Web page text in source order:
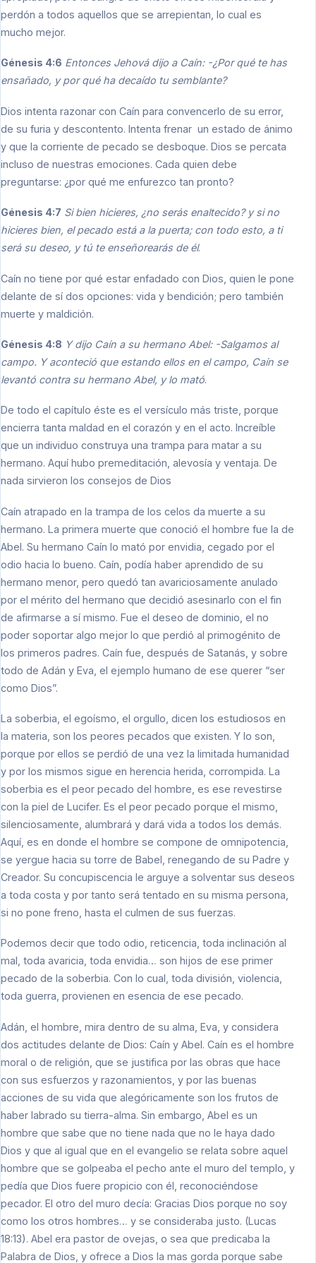
perdón a todos aquellos que se arrepientan, lo cual es
mucho mejor.
Génesis 4:6 Entonces Jehová dijo a Caín: -¿Por qué te has
ensañado, y por qué ha decaído tu semblante?
Dios intenta razonar con Caín para convencerlo de su error,
de su furia y descontento. Intenta frenar un estado de ánimo
y que la corriente de pecado se desboque. Dios se percata
incluso de nuestras emociones. Cada quien debe
preguntarse: ¿por qué me enfurezco tan pronto?
Génesis 4:7 Si bien hicieres, ¿no serás enaltecido? y si no
hicieres bien, el pecado está a la puerta; con todo esto, a ti
será su deseo, y tú te enseñorearás de él.
Caín no tiene por qué estar enfadado con Dios, quien le pone
delante de sí dos opciones: vida y bendición; pero también
muerte y maldición.
Génesis 4:8 Y dijo Caín a su hermano Abel: -Salgamos al
campo. Y aconteció que estando ellos en el campo, Caín se
levantó contra su hermano Abel, y lo mató.
De todo el capítulo éste es el versículo más triste, porque
encierra tanta maldad en el corazón y en el acto. Increíble
que un individuo construya una trampa para matar a su
hermano. Aquí hubo premeditación, alevosía y ventaja. De
nada sirvieron los consejos de Dios
Caín atrapado en la trampa de los celos da muerte a su
hermano. La primera muerte que conoció el hombre fue la de
Abel. Su hermano Caín lo mató por envidia, cegado por el
odio hacia lo bueno. Caín, podía haber aprendido de su
hermano menor, pero quedó tan avariciosamente anulado
por el mérito del hermano que decidió asesinarlo con el fin
de afirmarse a sí mismo. Fue el deseo de dominio, el no
poder soportar algo mejor lo que perdió al primogénito de
los primeros padres. Caín fue, después de Satanás, y sobre
todo de Adán y Eva, el ejemplo humano de ese querer “ser
como Dios”.
La soberbia, el egoísmo, el orgullo, dicen los estudiosos en
la materia, son los peores pecados que existen. Y lo son,
porque por ellos se perdió de una vez la limitada humanidad
y por los mismos sigue en herencia herida, corrompida. La
soberbia es el peor pecado del hombre, es ese revestirse
con la piel de Lucifer. Es el peor pecado porque el mismo,
silenciosamente, alumbrará y dará vida a todos los demás.
Aquí, es en donde el hombre se compone de omnipotencia,
se yergue hacia su torre de Babel, renegando de su Padre y
Creador. Su concupiscencia le arguye a solventar sus deseos
a toda costa y por tanto será tentado en su misma persona,
si no pone freno, hasta el culmen de sus fuerzas.
Podemos decir que todo odio, reticencia, toda inclinación al
mal, toda avaricia, toda envidia… son hijos de ese primer
pecado de la soberbia. Con lo cual, toda división, violencia,
toda guerra, provienen en esencia de ese pecado.
Adán, el hombre, mira dentro de su alma, Eva, y considera
dos actitudes delante de Dios: Caín y Abel. Caín es el hombre
moral o de religión, que se justifica por las obras que hace
con sus esfuerzos y razonamientos, y por las buenas
acciones de su vida que alegóricamente son los frutos de
haber labrado su tierra-alma. Sin embargo, Abel es un
hombre que sabe que no tiene nada que no le haya dado
Dios y que al igual que en el evangelio se relata sobre aquel
hombre que se golpeaba el pecho ante el muro del templo, y
pedía que Dios fuere propicio con él, reconociéndose
pecador. El otro del muro decía: Gracias Dios porque no soy
como los otros hombres… y se consideraba justo. (Lucas
18:13). Abel era pastor de ovejas, o sea que predicaba la
Palabra de Dios, y ofrece a Dios la mas gorda porque sabe